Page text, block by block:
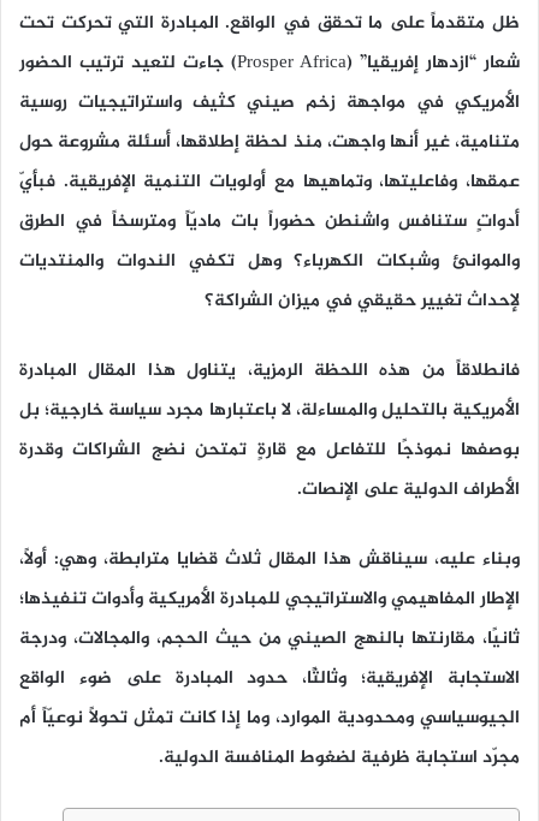
ظل متقدماً على ما تحقق في الواقع. المبادرة التي تحركت تحت
شعار “ازدهار إفريقيا” (Prosper Africa) جاءت لتعيد ترتيب الحضور
الأمريكي في مواجهة زخم صيني كثيف واستراتيجيات روسية
متنامية، غير أنها واجهت، منذ لحظة إطلاقها، أسئلة مشروعة حول
عمقها، وفاعليتها، وتماهيها مع أولويات التنمية الإفريقية. فبأيّ
أدواتٍ ستنافس واشنطن حضوراً بات ماديّاً ومترسخاً في الطرق
والموانئ وشبكات الكهرباء؟ وهل تكفي الندوات والمنتديات
لإحداث تغيير حقيقي في ميزان الشراكة؟
فانطلاقاً من هذه اللحظة الرمزية، يتناول هذا المقال المبادرة
الأمريكية بالتحليل والمساءلة، لا باعتبارها مجرد سياسة خارجية؛ بل
بوصفها نموذجًا للتفاعل مع قارةٍ تمتحن نضج الشراكات وقدرة
الأطراف الدولية على الإنصات.
وبناء عليه، سيناقش هذا المقال ثلاث قضايا مترابطة، وهي: أولاً،
الإطار المفاهيمي والاستراتيجي للمبادرة الأمريكية وأدوات تنفيذها؛
ثانيًا، مقارنتها بالنهج الصيني من حيث الحجم، والمجالات، ودرجة
الاستجابة الإفريقية؛ وثالثًا، حدود المبادرة على ضوء الواقع
الجيوسياسي ومحدودية الموارد، وما إذا كانت تمثل تحولًا نوعيّاً أم
مجرّد استجابة ظرفية لضغوط المنافسة الدولية.